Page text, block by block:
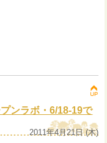
ンラボ・6/18-19で
2011年4月21日 (木)